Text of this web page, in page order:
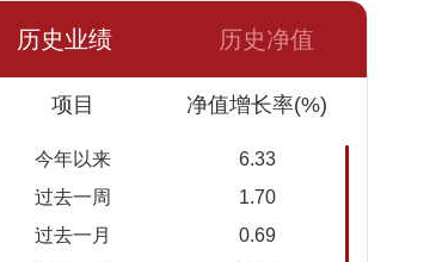
历史业绩
历史净值
项目 净值增长率(%)
今年以来
6.33
过去一周
1.70
过去一月
0.69
净值
累计净
2026-
1.1250